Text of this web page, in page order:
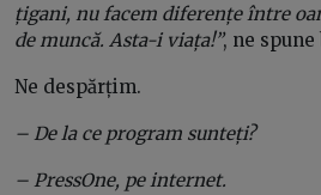
țigani, nu facem diferențe între
de muncă. Asta-i viața!”, ne
Ne despărțim.
– De la ce program sunteți?
– PressOne, pe internet.